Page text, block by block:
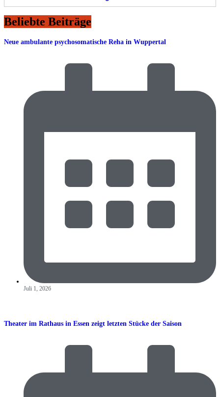
Beliebte Beiträge
Neue ambulante psychosomatische Reha in Wuppertal
Juli 1, 2026
Theater im Rathaus in Essen zeigt letzten Stücke der Saison